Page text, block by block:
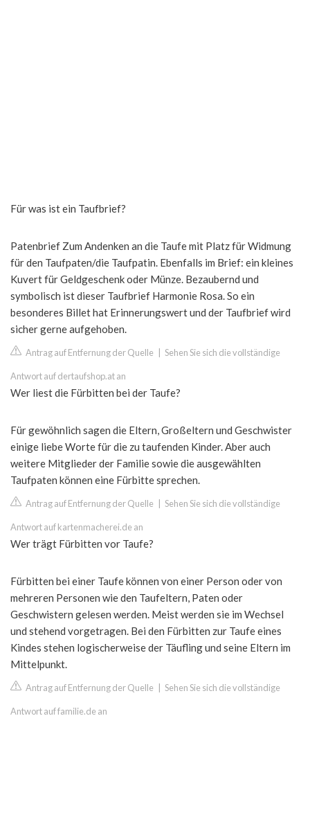
Für was ist ein Taufbrief?
Patenbrief Zum Andenken an die Taufe mit Platz für Widmung
für den Taufpaten/die Taufpatin. Ebenfalls im Brief: ein kleines
Kuvert für Geldgeschenk oder Münze. Bezaubernd und
symbolisch ist dieser Taufbrief Harmonie Rosa. So ein
besonderes Billet hat Erinnerungswert und der Taufbrief wird
sicher gerne aufgehoben.
Antrag auf Entfernung der Quelle Sehen Sie sich die vollständige
Antwort auf dertaufshop.at an
Wer liest die Fürbitten bei der Taufe?
Für gewöhnlich sagen die Eltern, Großeltern und Geschwister
einige liebe Worte für die zu taufenden Kinder. Aber auch
weitere Mitglieder der Familie sowie die ausgewählten
Taufpaten können eine Fürbitte sprechen.
Antrag auf Entfernung der Quelle Sehen Sie sich die vollständige
Antwort auf kartenmacherei.de an
Wer trägt Fürbitten vor Taufe?
Fürbitten bei einer Taufe können von einer Person oder von
mehreren Personen wie den Taufeltern, Paten oder
Geschwistern gelesen werden. Meist werden sie im Wechsel
und stehend vorgetragen. Bei den Fürbitten zur Taufe eines
Kindes stehen logischerweise der Täufling und seine Eltern im
Mittelpunkt.
Antrag auf Entfernung der Quelle Sehen Sie sich die vollständige
Antwort auf familie.de an